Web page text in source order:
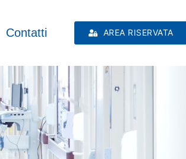
Contatti AREA RISERVATA